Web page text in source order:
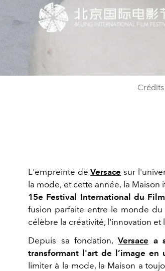
L'empreinte deVersace sur
la mode, et cette année, la
15e Festival International du
fusion parfaite entre le monde
célèbre la créativité, l'innovation
Depuis sa fondation, Versace a
transformant l'art de l’image en
limiter à la mode, la Maison a